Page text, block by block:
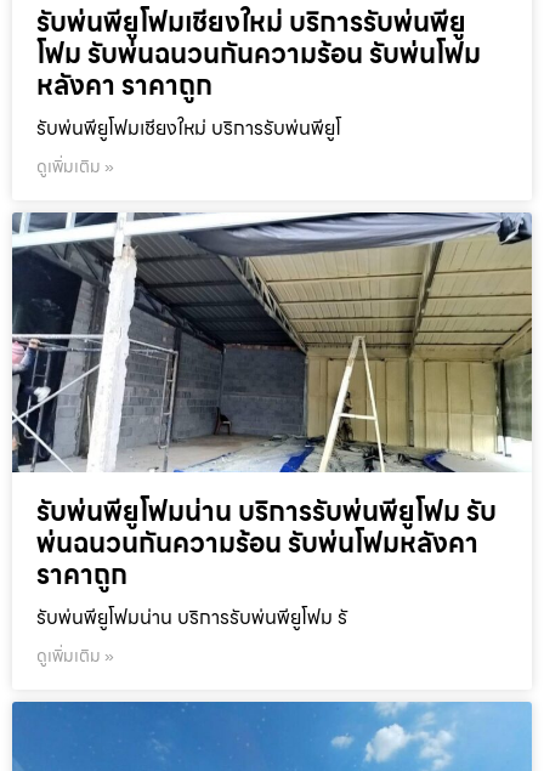
รับพ่นพียูโฟมเชียงใหม่ บริการรับพ่นพียู
โฟม รับพ่นฉนวนกันความร้อน รับพ่นโฟม
หลังคา ราคาถูก
รับพ่นพียูโฟมเชียงใหม่ บริการรับพ่นพียูโ
ดูเพิ่มเติม »
รับพ่นพียูโฟมน่าน บริการรับพ่นพียูโฟม รับ
พ่นฉนวนกันความร้อน รับพ่นโฟมหลังคา
ราคาถูก
รับพ่นพียูโฟมน่าน บริการรับพ่นพียูโฟม รั
ดูเพิ่มเติม »